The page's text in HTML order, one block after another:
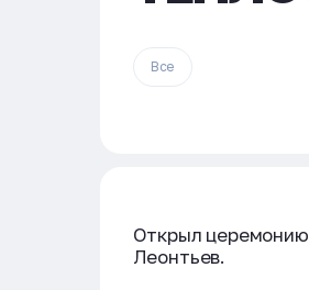
Все
Открыл церемонию
Леонтьев.